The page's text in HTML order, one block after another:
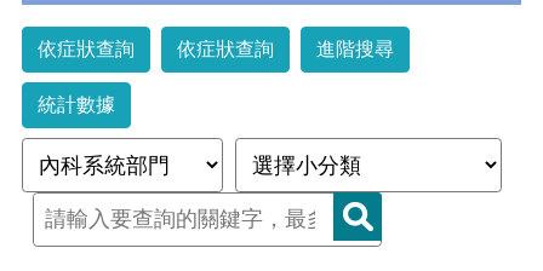
依症狀查詢 依症狀查詢 進階搜尋
統計數據